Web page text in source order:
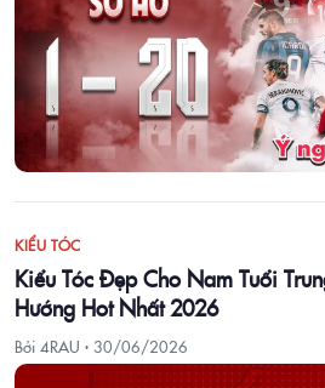
KIỂU TÓC
Kiểu Tóc Đẹp Cho Nam Tuổi
Hướng Hot Nhất 2026
Bởi 4RAU · 30/06/2026